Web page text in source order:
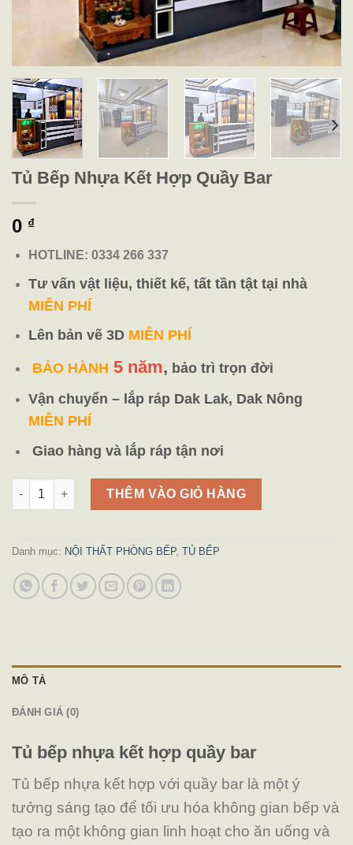
Tủ Bếp Nhựa Kết Hợp Quầy Bar
0 ₫
HOTLINE: 0334 266 337
Tư vấn vật liệu, thiết kế, tất tần tật tại nhà
MIỄN PHÍ
Lên bản vẽ 3D MIỄN PHÍ
BẢO HÀNH 5 năm, bảo trì trọn đời
Vận chuyển – lắp ráp Dak Lak, Dak Nông
MIỄN PHÍ
Giao hàng và lắp ráp tận nơi
Tủ Bếp Nhựa Kết Hợp Quầy Bar số lượng
THÊM VÀO GIỎ HÀNG
Danh mục: NỘI THẤT PHÒNG BẾP, TỦ BẾP
MÔ TẢ
ĐÁNH GIÁ (0)
Tủ bếp nhựa kết hợp quầy bar
Tủ bếp nhựa kết hợp với quầy bar là một ý
tưởng sáng tạo để tối ưu hóa không gian bếp và
tạo ra một không gian linh hoạt cho ăn uống và